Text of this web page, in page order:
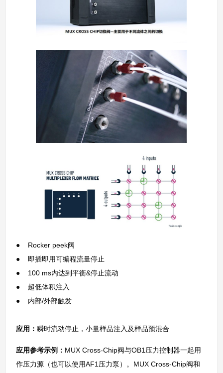
● Rocker peek阀
● 即插即用可编程流量停止
● 100 ms内达到平衡&停止流动
● 超低体积注入
● 内部/外部触发
应用：瞬时流动停止，小量样品注入及样品预混合
应用参考示例： MUX Cross-Chip阀与OB1压力控制器一起用
作压力源（也可以使用AF1压力泵）。MUX Cross-Chip阀和